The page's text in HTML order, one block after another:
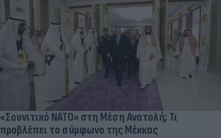
«Σουνιτικό ΝΑΤΟ» στη Μέση Ανατολή; Τι
προβλέπει το σύμφωνο της Μέκκας